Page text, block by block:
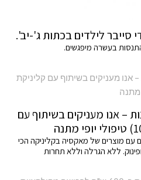
סייבר לילדים בכתות ג'-יב'.
– אנו מעניקים בשיתוף עם
עם מוצרים של מאקסיה בקליניקה הכי